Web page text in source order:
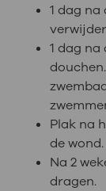
1 dag
1 dag
Plak na
de wond.
Na 2
dragen.